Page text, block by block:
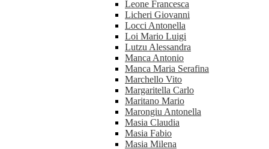
Leone Francesca
Licheri Giovanni
Locci Antonella
Loi Mario Luigi
Lutzu Alessandra
Manca Antonio
Manca Maria Serafina
Marchello Vito
Margaritella Carlo
Maritano Mario
Marongiu Antonella
Masia Claudia
Masia Fabio
Masia Milena